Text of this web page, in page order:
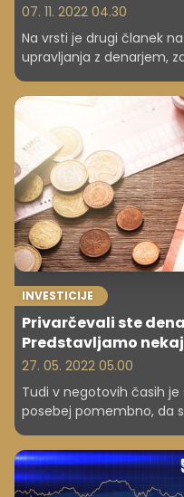
07. 11. 2022 04.30
Na vrsti je drugi članek
upravljanja z denarjem,
razkrila, kako se
INVESTICIJE
Privarčevali ste
Predstavljamo
27. 05. 2022 05.00
Tudi v negotovih časih
posebej pomembno, da
razpršene, globalne,
kako pa je smiselno
finančna svetovalca
Kozole.